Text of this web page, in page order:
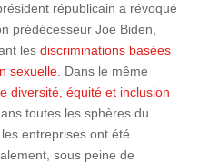
républicain a révoqué
prédécesseur Joe Biden,
les discriminations basées
sexuelle. Dans le même
diversité, équité et inclusion
toutes les sphères du
entreprises ont été
sous peine de